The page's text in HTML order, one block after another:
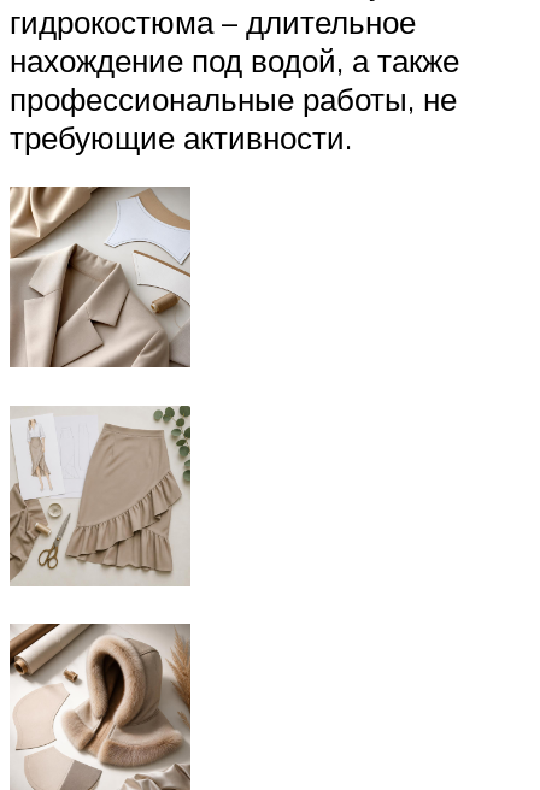
гидрокостюма – длительное
нахождение под водой, а также
профессиональные работы, не
требующие активности.